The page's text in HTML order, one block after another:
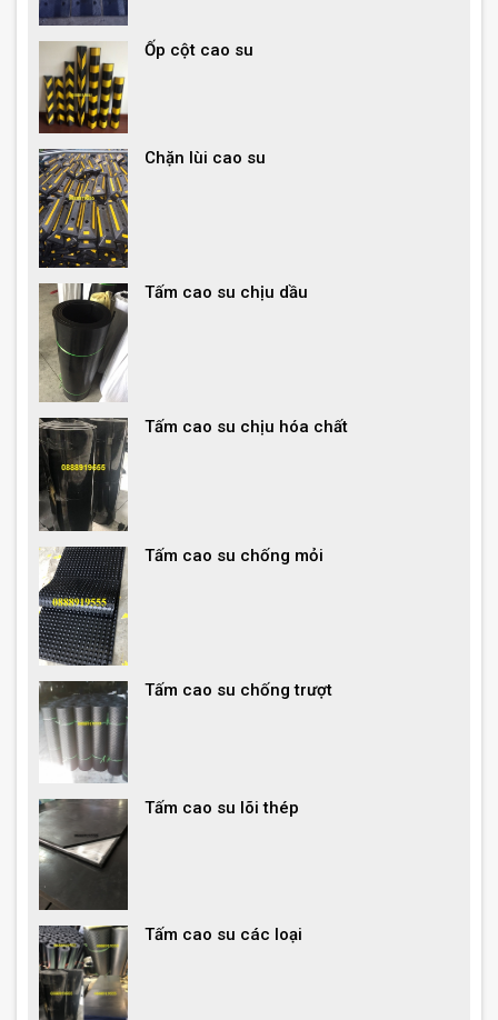
Ốp cột cao su
Chặn lùi cao su
Tấm cao su chịu dầu
Tấm cao su chịu hóa chất
Tấm cao su chống mỏi
Tấm cao su chống trượt
Tấm cao su lõi thép
Tấm cao su các loại